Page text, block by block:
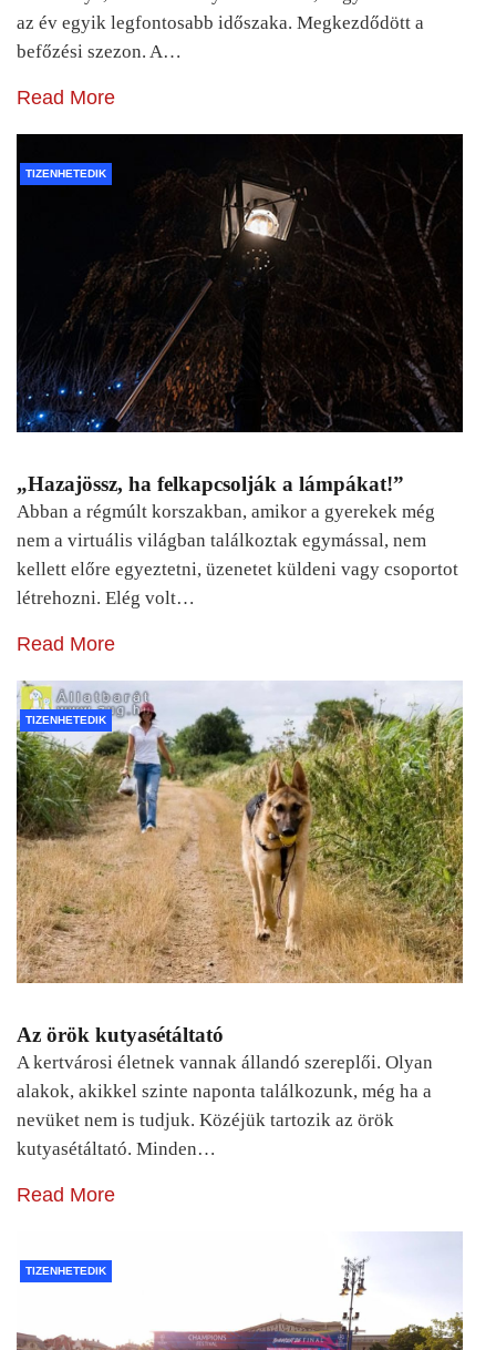
az év egyik legfontosabb időszaka. Megkezdődött a
befőzési szezon. A…
Read More
TIZENHETEDIK
„Hazajössz, ha felkapcsolják a lámpákat!”
Abban a régmúlt korszakban, amikor a gyerekek még
nem a virtuális világban találkoztak egymással, nem
kellett előre egyeztetni, üzenetet küldeni vagy csoportot
létrehozni. Elég volt…
Read More
TIZENHETEDIK
Az örök kutyasétáltató
A kertvárosi életnek vannak állandó szereplői. Olyan
alakok, akikkel szinte naponta találkozunk, még ha a
nevüket nem is tudjuk. Közéjük tartozik az örök
kutyasétáltató. Minden…
Read More
TIZENHETEDIK